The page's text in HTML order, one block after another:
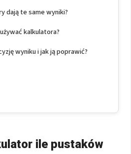
dają te same wyniki?
kalkulatora?
wyniku i jak ją poprawić?
ile pustaków